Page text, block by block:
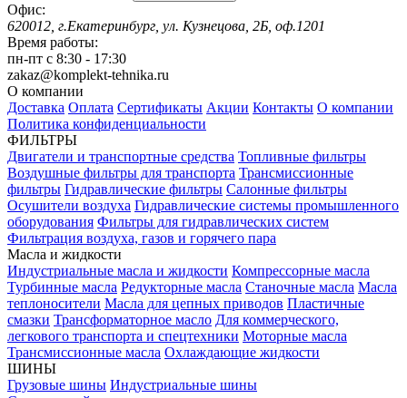
Офис:
620012, г.Екатеринбург, ул. Кузнецова, 2Б, оф.1201
Время работы:
пн-пт с 8:30 - 17:30
zakaz@komplekt-tehnika.ru
О компании
Доставка Оплата Сертификаты Акции Контакты О компании
Политика конфиденциальности
ФИЛЬТРЫ
Двигатели и транспортные средства Топливные фильтры
Воздушные фильтры для транспорта Трансмиссионные
фильтры Гидравлические фильтры Салонные фильтры
Осушители воздуха Гидравлические системы промышленного
оборудования Фильтры для гидравлических систем
Фильтрация воздуха, газов и горячего пара
Масла и жидкости
Индустриальные масла и жидкости Компрессорные масла
Турбинные масла Редукторные масла Станочные масла Масла
теплоносители Масла для цепных приводов Пластичные
смазки Трансформаторное масло Для коммерческого,
легкового транспорта и спецтехники Моторные масла
Трансмиссионные масла Охлаждающие жидкости
ШИНЫ
Грузовые шины Индустриальные шины